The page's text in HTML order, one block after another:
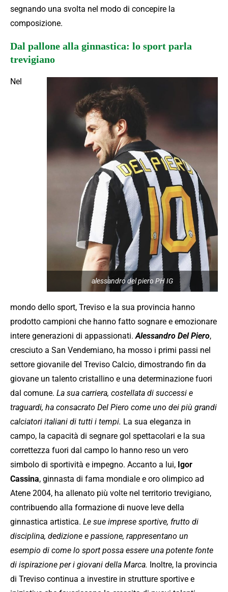
segnando una svolta nel modo di concepire la
composizione.
Dal pallone alla ginnastica: lo sport parla
trevigiano
alessandro del piero PH IG
Nel
mondo dello sport, Treviso e la sua provincia hanno
prodotto campioni che hanno fatto sognare e emozionare
intere generazioni di appassionati. Alessandro Del Piero,
cresciuto a San Vendemiano, ha mosso i primi passi nel
settore giovanile del Treviso Calcio, dimostrando fin da
giovane un talento cristallino e una determinazione fuori
dal comune. La sua carriera, costellata di successi e
traguardi, ha consacrato Del Piero come uno dei più grandi
calciatori italiani di tutti i tempi. La sua eleganza in
campo, la capacità di segnare gol spettacolari e la sua
correttezza fuori dal campo lo hanno reso un vero
simbolo di sportività e impegno. Accanto a lui, Igor
Cassina, ginnasta di fama mondiale e oro olimpico ad
Atene 2004, ha allenato più volte nel territorio trevigiano,
contribuendo alla formazione di nuove leve della
ginnastica artistica. Le sue imprese sportive, frutto di
disciplina, dedizione e passione, rappresentano un
esempio di come lo sport possa essere una potente fonte
di ispirazione per i giovani della Marca. Inoltre, la provincia
di Treviso continua a investire in strutture sportive e